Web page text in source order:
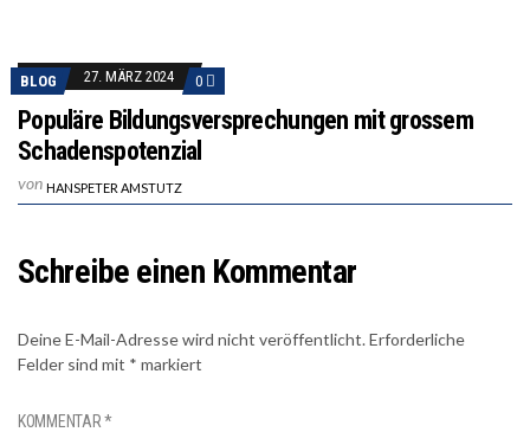
BLOG 27. MÄRZ 2024 0
Populäre Bildungsversprechungen mit grossem
Schadenspotenzial
von HANSPETER AMSTUTZ
Schreibe einen Kommentar
Deine E-Mail-Adresse wird nicht veröffentlicht.Erforderliche
Felder sind mit * markiert
KOMMENTAR*